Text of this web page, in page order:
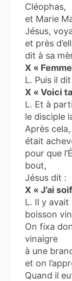
Cléophas,
et Marie
Jésus,
et près
dit à sa
X «
L. Puis il
X « Voici
L. Et à
le disciple
Après
était
pour que
bout,
Jésus dit :
X « J’ai
L. Il y avait
boisson
On fixa
vinaigre
à une
et on
Quand il